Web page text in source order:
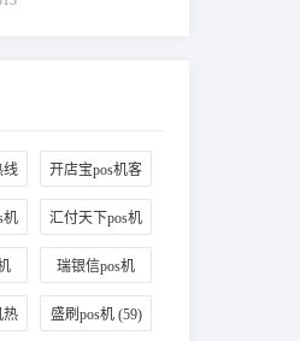
线 开店宝pos机客
服
机 汇付天下pos机
售后 (47)
瑞银信pos机
(46)
热 盛刷pos机(59)